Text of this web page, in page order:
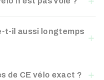
t-il aussi longtemps
de CE vélo exact ?